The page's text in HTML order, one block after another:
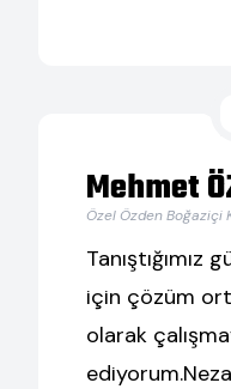
Mehmet
Özel Özden Boğaziçi
Tanıştığımız
için çözüm
olarak